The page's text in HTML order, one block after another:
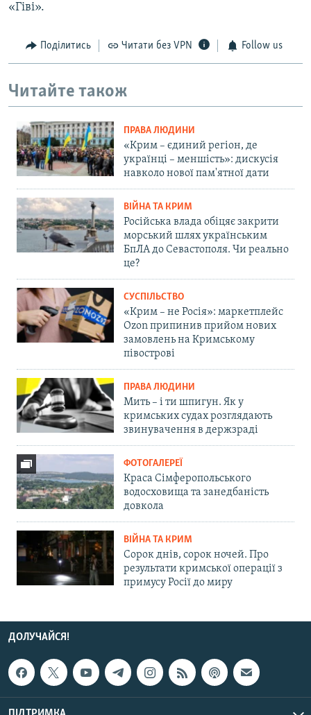
«Гіві».
Поділитись Читати без VPN Follow us
Читайте також
ПРАВА ЛЮДИНИ
«Крим – єдиний регіон, де
українці – меншість»: дискусія
навколо нової пам'ятної дати
ВІЙНА ТА КРИМ
Російська влада обіцяє закрити
морський шлях українським
БпЛА до Севастополя. Чи реально
це?
СУСПІЛЬСТВО
«Крим – не Росія»: маркетплейс
Ozon припинив прийом нових
замовлень на Кримському
півострові
ПРАВА ЛЮДИНИ
Мить – і ти шпигун. Як у
кримських судах розглядають
звинувачення в держзраді
ФОТОГАЛЕРЕЇ
Краса Сімферопольського
водосховища та занедбаність
довкола
ВІЙНА ТА КРИМ
Сорок днів, сорок ночей. Про
результати кримської операції з
примусу Росії до миру
ДОЛУЧАЙСЯ!